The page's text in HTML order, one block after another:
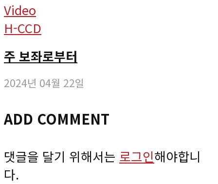
Video
H-CCD
주 보좌로부터
2024년 04월 22일
ADD COMMENT
댓글을 달기 위해서는 로그인해야합니
다.